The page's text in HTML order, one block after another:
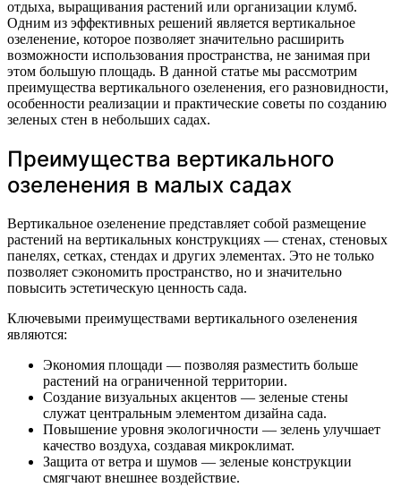
отдыха, выращивания растений или организации клумб.
Одним из эффективных решений является вертикальное
озеленение, которое позволяет значительно расширить
возможности использования пространства, не занимая при
этом большую площадь. В данной статье мы рассмотрим
преимущества вертикального озеленения, его разновидности,
особенности реализации и практические советы по созданию
зеленых стен в небольших садах.
Преимущества вертикального
озеленения в малых садах
Вертикальное озеленение представляет собой размещение
растений на вертикальных конструкциях — стенах, стеновых
панелях, сетках, стендах и других элементах. Это не только
позволяет сэкономить пространство, но и значительно
повысить эстетическую ценность сада.
Ключевыми преимуществами вертикального озеленения
являются:
Экономия площади — позволяя разместить больше
растений на ограниченной территории.
Создание визуальных акцентов — зеленые стены
служат центральным элементом дизайна сада.
Повышение уровня экологичности — зелень улучшает
качество воздуха, создавая микроклимат.
Защита от ветра и шумов — зеленые конструкции
смягчают внешнее воздействие.